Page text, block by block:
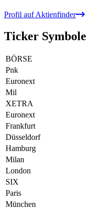
Profil auf Aktienfinder
Ticker Symbole
BÖRSE
Pnk
Euronext
Mil
XETRA
Euronext
Frankfurt
Düsseldorf
Hamburg
Milan
London
SIX
Paris
München